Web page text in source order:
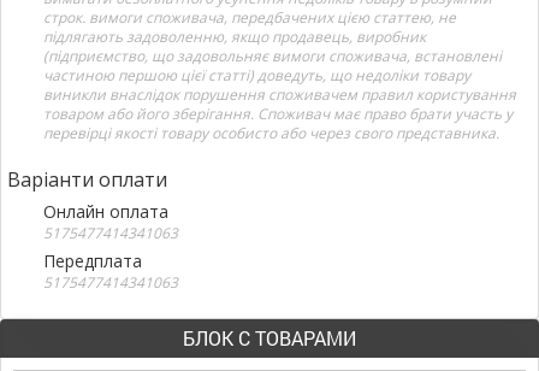
строк. вимоги споживача, передбачених цією статтею, не
підлягають задоволенню, якщо продавець, виробник
(підприємство, що задовольняє вимоги споживача, встановлені
частиною першою цієї статті) доведуть, що недоліки товару
виникли внаслідок порушення споживачем правил користування
товаром або його зберігання. Споживач має право брати участь у
перевірці якості товару особисто або через свого представника.
Варіанти оплати
Онлайн оплата
5175477414341063
Передплата
5175477414341063
БЛОК С ТОВАРАМИ